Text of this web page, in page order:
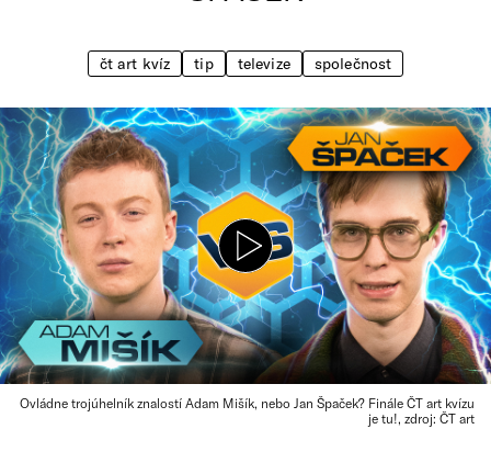
Vše o ČT
čt art kvíz tip televize společnost
Ovládne trojúhelník znalostí Adam Mišík, nebo Jan Špaček? Finále ČT art kvízu
je tu!, zdroj: ČT art